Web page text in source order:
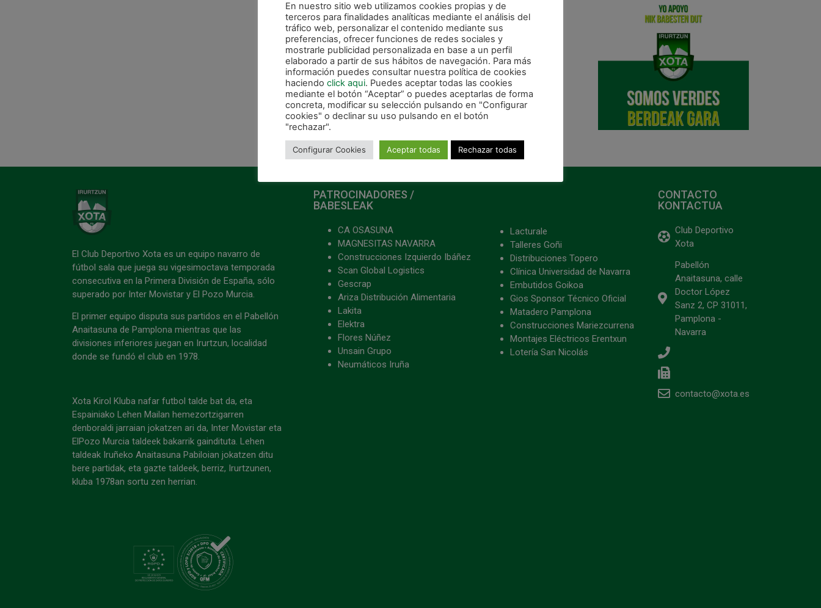
El Club Deportivo Xota es un equipo navarro de
fútbol sala que juega su vigesimoctava temporada
consecutiva en la Primera División de España, sólo
superado por Inter Movistar y El Pozo Murcia.
El primer equipo disputa sus partidos en el Pabellón
Anaitasuna de Pamplona mientras que las
divisiones inferiores juegan en Irurtzun, localidad
donde se fundó el club en 1978.
Xota Kirol Kluba nafar futbol talde bat da, eta
Espainiako Lehen Mailan hemezortzigarren
denboraldi jarraian jokatzen ari da, Inter Movistar eta
ElPozo Murcia taldeek bakarrik gaindituta. Lehen
taldeak Iruñeko Anaitasuna Pabiloian jokatzen ditu
bere partidak, eta gazte taldeek, berriz, Irurtzunen,
kluba 1978an sortu zen herrian.
PATROCINADORES /
BABESLEAK
CA OSASUNA
MAGNESITAS NAVARRA
Construcciones Izquierdo Ibáñez
Scan Global Logistics
Gescrap
Ariza Distribución Alimentaria
Lakita
Elektra
Flores Núñez
Unsain Grupo
Neumáticos Iruña
Lacturale
Talleres Goñi
Distribuciones Topero
Clínica Universidad de Navarra
Embutidos Goikoa
Gios Sponsor Técnico Oficial
Matadero Pamplona
Construcciones Mariezcurrena
Montajes Eléctricos Erentxun
Lotería San Nicolás
CONTACTO
KONTACTUA
Club Deportivo
Xota
Pabellón
Anaitasuna, calle
Doctor López
Sanz 2, CP 31011,
Pamplona -
Navarra
contacto@xota.es
En nuestro sitio web utilizamos cookies propias y de
terceros para finalidades analíticas mediante el análisis del
tráfico web, personalizar el contenido mediante sus
preferencias, ofrecer funciones de redes sociales y
mostrarle publicidad personalizada en base a un perfil
elaborado a partir de sus hábitos de navegación. Para más
información puedes consultar nuestra política de cookies
haciendo click aqui. Puedes aceptar todas las cookies
mediante el botón “Aceptar” o puedes aceptarlas de forma
concreta, modificar su selección pulsando en "Configurar
cookies" o declinar su uso pulsando en el botón
"rechazar".
Configurar Cookies Aceptar todas Rechazar todas